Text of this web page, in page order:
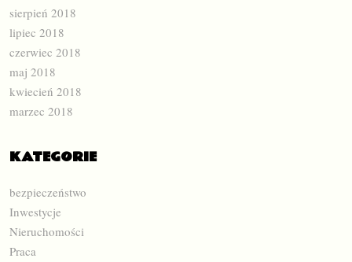
sierpień 2018
lipiec 2018
czerwiec 2018
maj 2018
kwiecień 2018
marzec 2018
KATEGORIE
bezpieczeństwo
Inwestycje
Nieruchomości
Praca